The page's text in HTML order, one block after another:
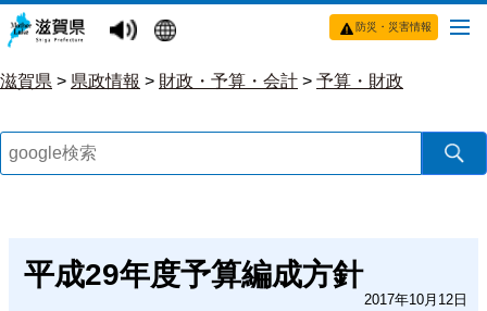
防災・災害情報
滋賀県 > 県政情報 > 財政・予算・会計 > 予算・財政
平成29年度予算編成方針
2017年10月12日